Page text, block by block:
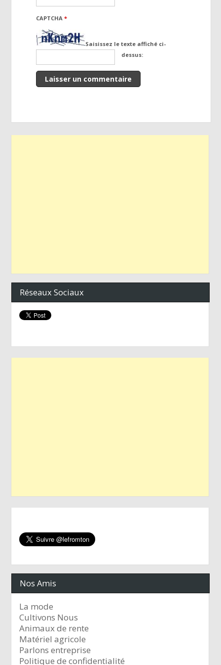
CAPTCHA*
Saisissez le texte affiché ci-
dessus:
Réseaux Sociaux
Nos Amis
La mode
Cultivons Nous
Animaux de rente
Matériel agricole
Parlons entreprise
Politique de confidentialité